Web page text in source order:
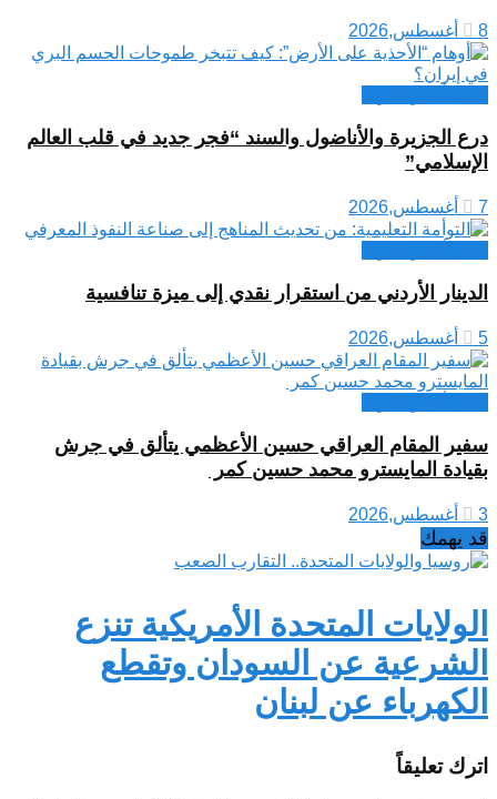
8 أغسطس,2026
درع الجزيرة والأناضول والسند “فجر جديد في قلب العالم
الإسلامي”
7 أغسطس,2026
الدينار الأردني من استقرار نقدي إلى ميزة تنافسية
5 أغسطس,2026
سفير المقام العراقي حسين الأعظمي يتألق في جرش
بقيادة المايسترو محمد حسين كمر
3 أغسطس,2026
قد يهمك
الولايات المتحدة الأمريكية تنزع
الشرعية عن السودان وتقطع
الكهرباء عن لبنان
اترك تعليقاً